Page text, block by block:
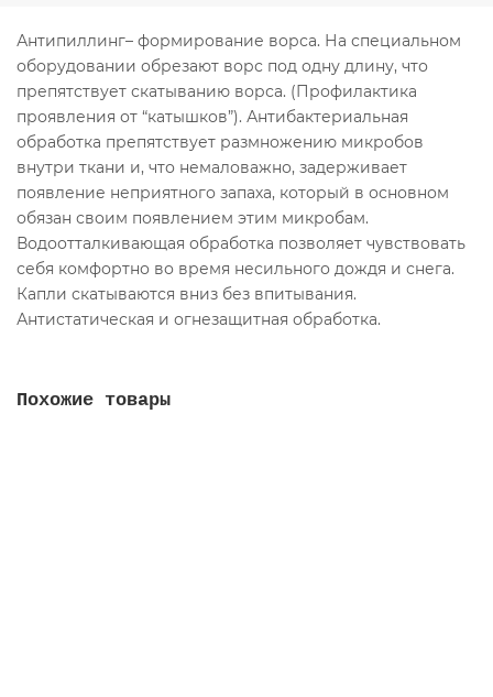
Антипиллинг– формирование ворса. На специальном
оборудовании обрезают ворс под одну длину, что
препятствует скатыванию ворса. (Профилактика
проявления от “катышков”). Антибактериальная
обработка препятствует размножению микробов
внутри ткани и, что немаловажно, задерживает
появление неприятного запаха, который в основном
обязан своим появлением этим микробам.
Водоотталкивающая обработка позволяет чувствовать
себя комфортно во время несильного дождя и снега.
Капли скатываются вниз без впитывания.
Антистатическая и огнезащитная обработка.
Похожие товары